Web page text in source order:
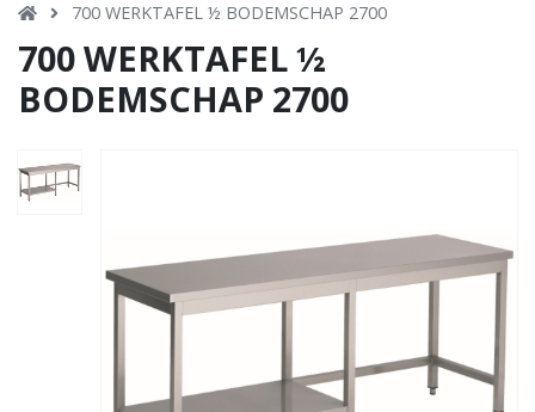
700 WERKTAFEL ½ BODEMSCHAP 2700
700 WERKTAFEL ½
BODEMSCHAP 2700